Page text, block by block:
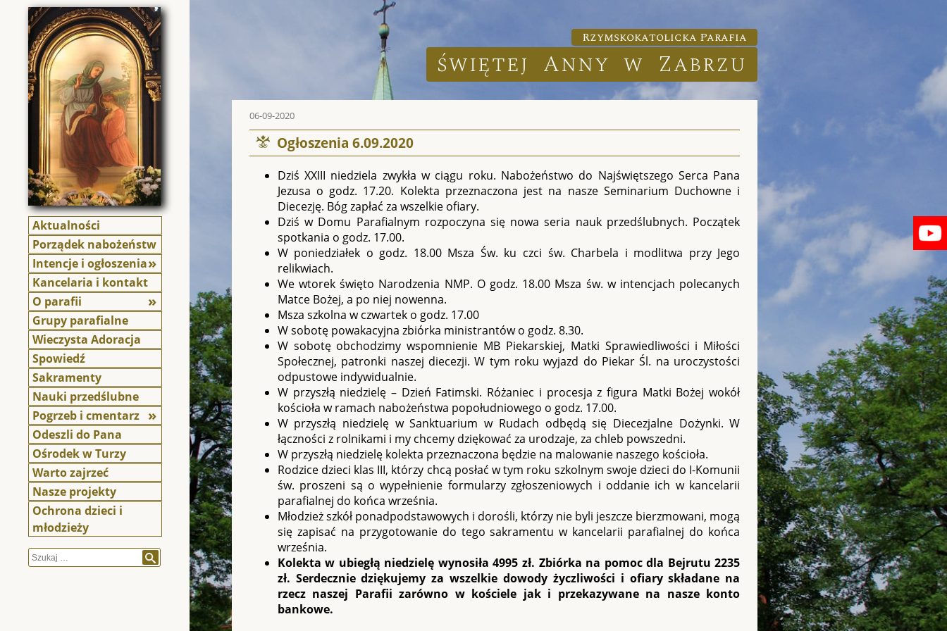
Aktualności
Porządek nabożeństw
Intencje i ogłoszenia
Kancelaria i kontakt
O parafii
Grupy parafialne
Wieczysta Adoracja
Spowiedź
Sakramenty
Nauki przedślubne
Pogrzeb i cmentarz
Odeszli do Pana
Ośrodek w Turzy
Warto zajrzeć
Nasze projekty
Ochrona dzieci i
młodzieży
Szukaj
Rzymskokatolicka Parafia
świętej Anny w Zabrzu
06-09-2020
Ogłoszenia 6.09.2020
Dziś XXIII niedziela zwykła w ciągu roku. Nabożeństwo do Najświętszego Serca Pana
Jezusa o godz. 17.20. Kolekta przeznaczona jest na nasze Seminarium Duchowne i
Diecezję. Bóg zapłać za wszelkie ofiary.
Dziś w Domu Parafialnym rozpoczyna się nowa seria nauk przedślubnych. Początek
spotkania o godz. 17.00.
W poniedziałek o godz. 18.00 Msza Św. ku czci św. Charbela i modlitwa przy Jego
relikwiach.
We wtorek święto Narodzenia NMP. O godz. 18.00 Msza św. w intencjach polecanych
Matce Bożej, a po niej nowenna.
Msza szkolna w czwartek o godz. 17.00
W sobotę powakacyjna zbiórka ministrantów o godz. 8.30.
W sobotę obchodzimy wspomnienie MB Piekarskiej, Matki Sprawiedliwości i Miłości
Społecznej, patronki naszej diecezji. W tym roku wyjazd do Piekar Śl. na uroczystości
odpustowe indywidualnie.
W przyszłą niedzielę – Dzień Fatimski. Różaniec i procesja z figura Matki Bożej wokół
kościoła w ramach nabożeństwa popołudniowego o godz. 17.00.
W przyszłą niedzielę w Sanktuarium w Rudach odbędą się Diecezjalne Dożynki. W
łączności z rolnikami i my chcemy dziękować za urodzaje, za chleb powszedni.
W przyszłą niedzielę kolekta przeznaczona będzie na malowanie naszego kościoła.
Rodzice dzieci klas III, którzy chcą posłać w tym roku szkolnym swoje dzieci do I-Komunii
św. proszeni są o wypełnienie formularzy zgłoszeniowych i oddanie ich w kancelarii
parafialnej do końca września.
Młodzież szkół ponadpodstawowych i dorośli, którzy nie byli jeszcze bierzmowani, mogą
się zapisać na przygotowanie do tego sakramentu w kancelarii parafialnej do końca
września.
Kolekta w ubiegłą niedzielę wynosiła 4995 zł. Zbiórka na pomoc dla Bejrutu 2235
zł. Serdecznie dziękujemy za wszelkie dowody życzliwości i ofiary składane na
rzecz naszej Parafii zarówno w kościele jak i przekazywane na nasze konto
bankowe.